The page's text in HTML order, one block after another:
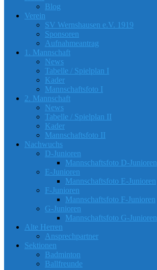
Blog
Verein
SV Wernshausen e.V. 1919
Sponsoren
Aufnahmeantrag
1. Mannschaft
News
Tabelle / Spielplan I
Kader
Mannschaftsfoto I
2. Mannschaft
News
Tabelle / Spielplan II
Kader
Mannschaftsfoto II
Nachwuchs
D-Junioren
Mannschaftsfoto D-Junioren
E-Junioren
Mannschaftsfoto E-Junioren
F-Junioren
Mannschaftsfoto F-Junioren
G-Junioren
Mannschaftsfoto G-Junioren
Alte Herren
Ansprechpartner
Sektionen
Badminton
Ballfreunde